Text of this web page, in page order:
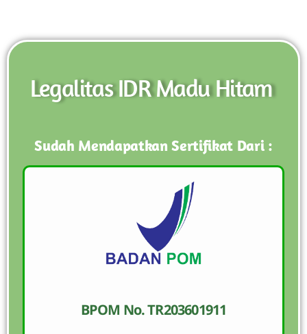
Legalitas IDR Madu Hitam
Sudah Mendapatkan Sertifikat Dari :
BPOM No. TR203601911